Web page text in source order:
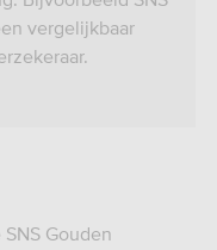
vergelijkbaar
Gouden